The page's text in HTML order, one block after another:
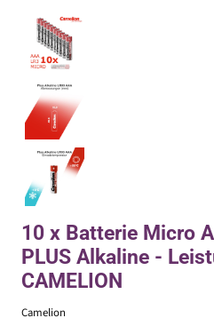
10 x Batterie Micro
PLUS Alkaline -
CAMELION
Camelion